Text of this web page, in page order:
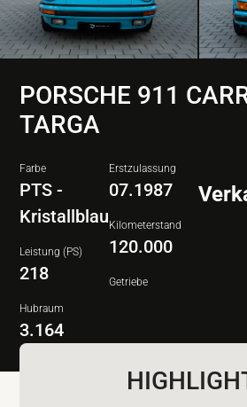
PORSCHE 911
TARGA
Farbe
PTS -
Kristallblau
Leistung (PS)
218
Hubraum
3.164
Erstzulassung
07.1987
Kilometerstand
120.000
Getriebe